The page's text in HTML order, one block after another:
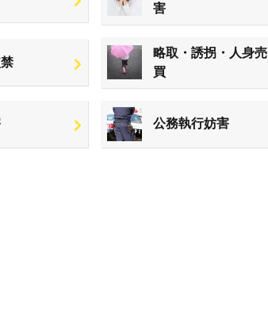
害
略取・誘拐・人身売
買
公務執行妨害